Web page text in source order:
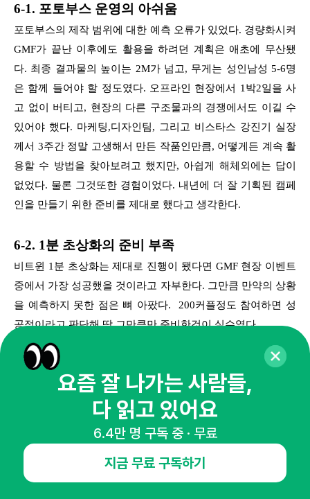
6-1. 포토부스 운영의 아쉬움
포토부스의 제작 범위에 대한 예측 오류가 있었다. 경량화시켜
GMF가 끝난 이후에도 활용을 하려던 계획은 애초에 무산됐
다. 최종 결과물의 높이는 2M가 넘고, 무게는 성인남성 5-6명
은 함께 들어야 할 정도였다. 오프라인 현장에서 1박2일을 사
고 없이 버티고, 현장의 다른 구조물과의 경쟁에서도 이길 수
있어야 했다. 마케팅,디자인팀, 그리고 비스타스 강진기 실장
께서 3주간 정말 고생해서 만든 작품인만큼, 어떻게든 계속 활
용할 수 방법을 찾아보려고 했지만, 아쉽게 해체외에는 답이
없었다. 물론 그것또한 경험이었다. 내년에 더 잘 기획된 캠페
인을 만들기 위한 준비를 제대로 했다고 생각한다.
6-2. 1분 초상화의 준비 부족
비트윈 1분 초상화는 제대로 진행이 됐다면 GMF 현장 이벤트
중에서 가장 성공했을 것이라고 자부한다. 그만큼 만약의 상황
을 예측하지 못한 점은 뼈 아팠다. 200커플정도 참여하면 성
공적이라고 판단해 딱 그만큼만 준비한것이 실수였다.
서브 이벤트로 준비하다 보니 단순히 현장 이벤트정도로만 끝
낸것도 아쉬웠다. 절대 타겟은 우리가 그리는 방향으로 움직이
지 않는데, 그점을 간과했던 것이다. 2시간만에 200커플이 참
여할 정도의 성과를 얻었지만, SNS 확산 효과는 없었다. 물론
억지스러운 이벤트로 SNS 공유를 이끌어내는건 의미가 없다
고 생각하지만, 아무것도 안하고 추억만 만들어주고자 한것은
아니었다. 이런점을 고려했다면 더욱 성공적이었을것이란 아
요즘 잘 나가는 사람들,
다 읽고 있어요
6.4만 명 구독 중 · 무료
지금 무료 구독하기